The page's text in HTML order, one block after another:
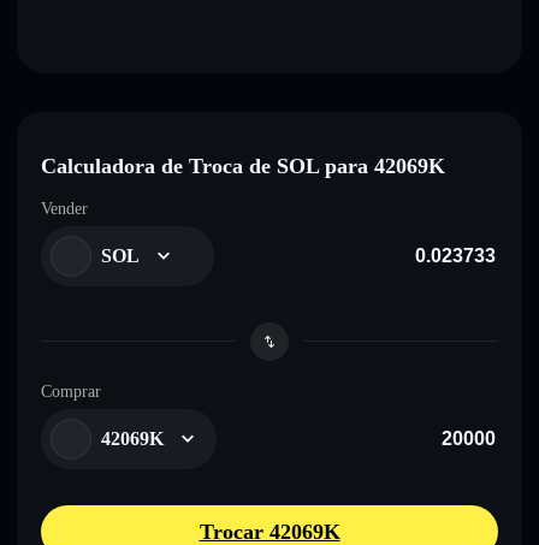
Calculadora de Troca de SOL para 42069K
Vender
SOL
Comprar
42069K
Trocar 42069K